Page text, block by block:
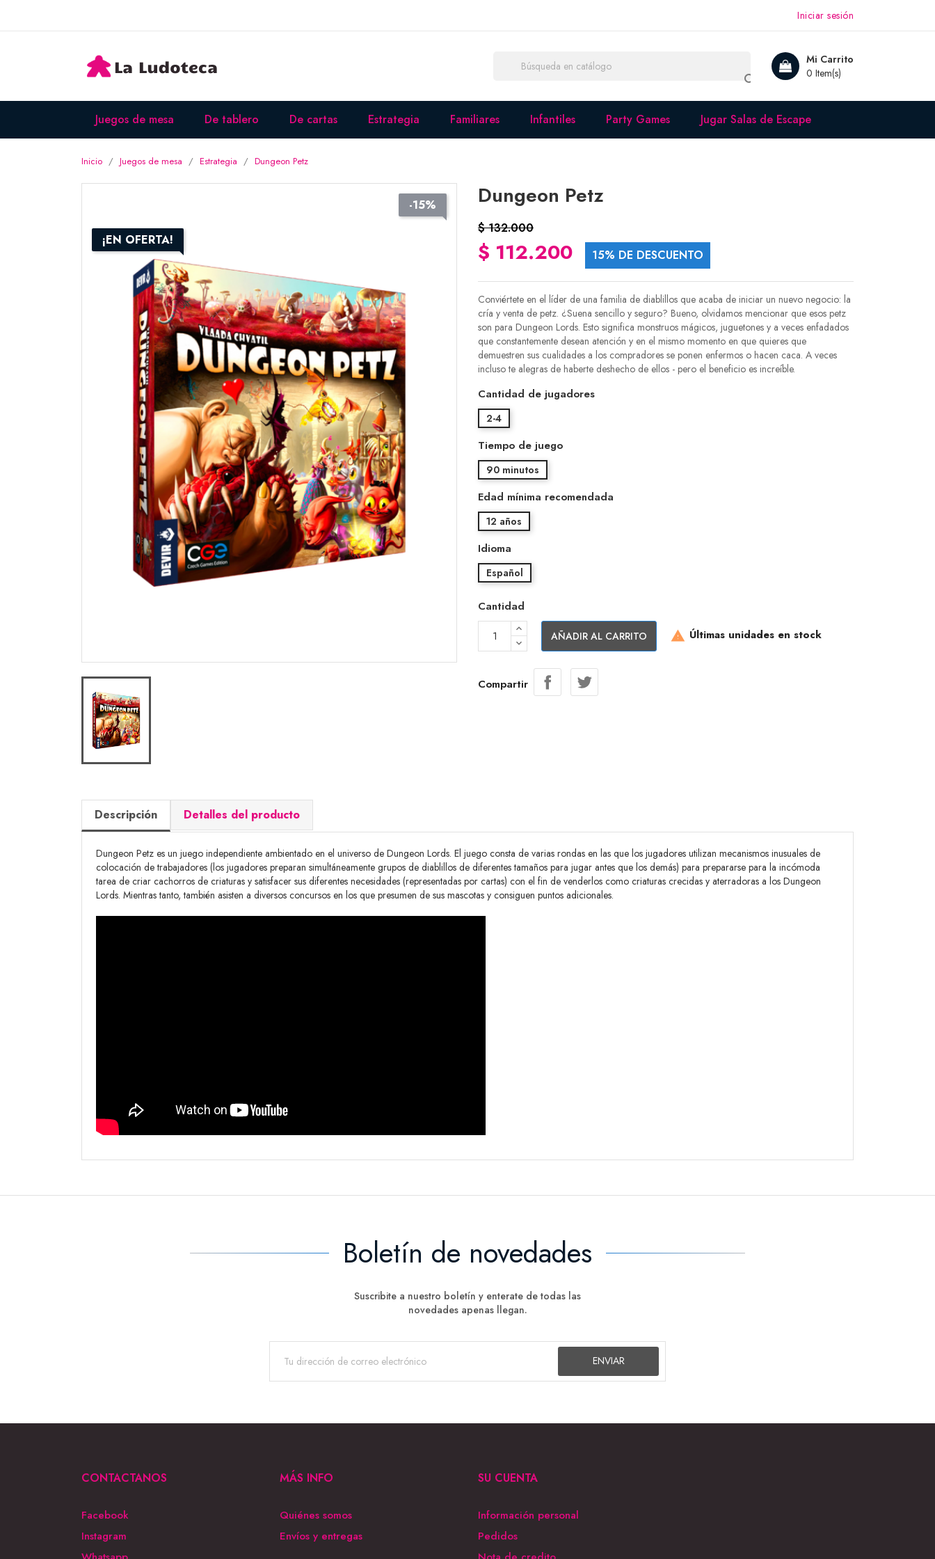
Iniciar sesión
Mi Carrito
0 Item(s)

Juegos de mesa De tablero De cartas Estrategia Familiares Infantiles Party Games Jugar Salas de Escape
Inicio Juegos de mesa Estrategia Dungeon Petz
¡EN OFERTA!
-15% Dungeon Petz
$ 132.000
$ 112.200 15% DE DESCUENTO
Conviértete en el líder de una familia de diablillos que acaba de iniciar un nuevo negocio: la
cría y venta de petz. ¿Suena sencillo y seguro? Bueno, olvidamos mencionar que esos petz
son para Dungeon Lords. Esto significa monstruos mágicos, juguetones y a veces enfadados
que constantemente desean atención y en el mismo momento en que quieres que
demuestren sus cualidades a los compradores se ponen enfermos o hacen caca. A veces
incluso te alegras de haberte deshecho de ellos - pero el beneficio es increíble.
Cantidad de jugadores
2-4
Tiempo de juego
90 minutos
Edad mínima recomendada
12 años
Idioma
Español
Cantidad
AÑADIR AL CARRITO  Últimas unidades en stock
Compartir
Descripción Detalles del producto
Dungeon Petz es un juego independiente ambientado en el universo de Dungeon Lords. El juego consta de varias rondas en las que los jugadores utilizan mecanismos inusuales de
colocación de trabajadores (los jugadores preparan simultáneamente grupos de diablillos de diferentes tamaños para jugar antes que los demás) para prepararse para la incómoda
tarea de criar cachorros de criaturas y satisfacer sus diferentes necesidades (representadas por cartas) con el fin de venderlos como criaturas crecidas y aterradoras a los Dungeon
Lords. Mientras tanto, también asisten a diversos concursos en los que presumen de sus mascotas y consiguen puntos adicionales.
Boletín de novedades
Suscribite a nuestro boletín y enterate de todas las
novedades apenas llegan.
CONTACTANOS
Facebook
Instagram
MÁS INFO
Quiénes somos
Envíos y entregas
SU CUENTA
Información personal
Pedidos